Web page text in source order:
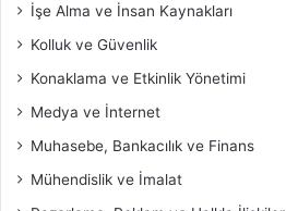
İşe Alma ve İnsan Kaynakları
Kolluk ve Güvenlik
Konaklama ve Etkinlik Yönetimi
Medya ve İnternet
Muhasebe, Bankacılık ve Finans
Mühendislik ve İmalat